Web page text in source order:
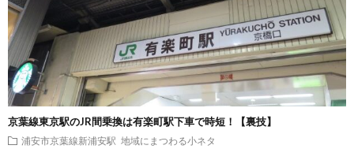
京葉線東京駅のJR間乗換は有楽町駅下車で時短！【裏技】
浦安市京葉線新浦安駅 地域にまつわる小ネタ